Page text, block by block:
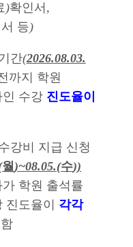
)확인서 ,
등)
간(2026.08.03.
까지 학원
수강 진도율이
강비 지급 신청
월)~08.05.(수))
학원 출석률
진도율이 각각